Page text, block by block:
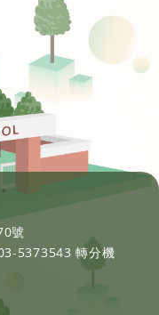
號
5373543 轉分機